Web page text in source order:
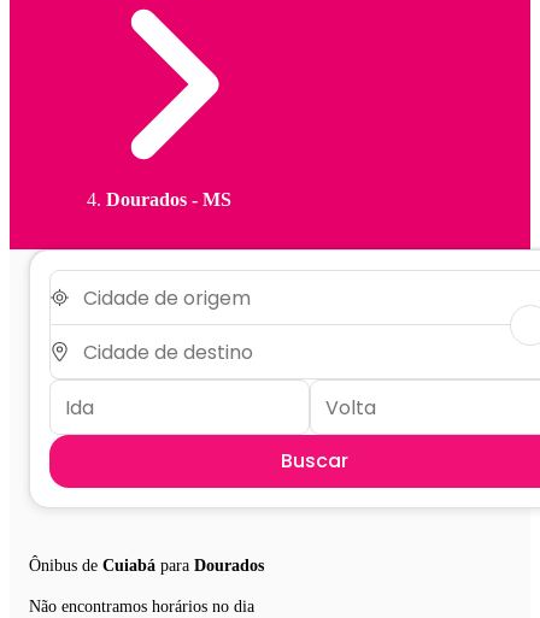
Dourados - MS
Buscar
Ônibus de Cuiabá para Dourados
Não encontramos horários no dia